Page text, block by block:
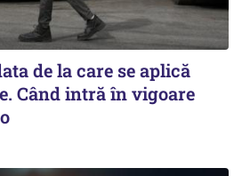
de la care se aplică
Când intră în vigoare